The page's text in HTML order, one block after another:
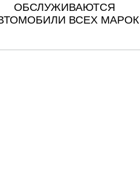
ОБСЛУЖИВАЮТСЯ
ВСЕХ МАРОК